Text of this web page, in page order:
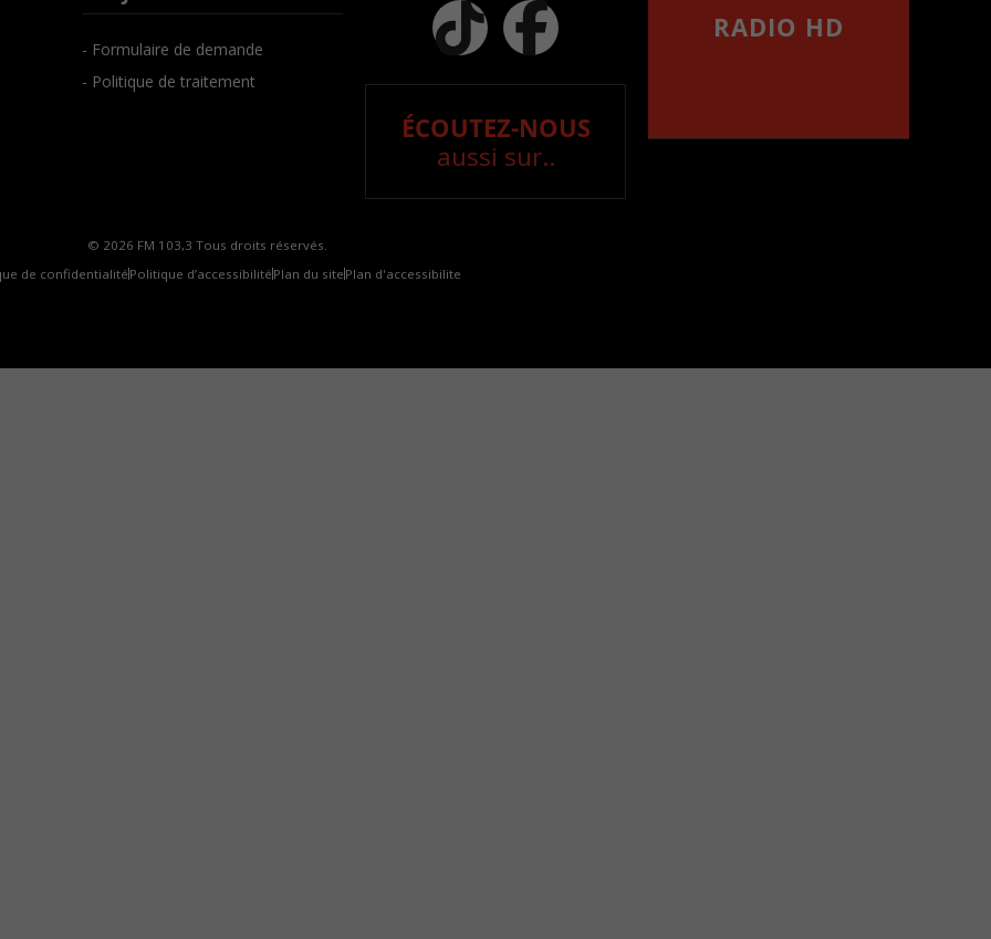
- Formulaire de demande
- Politique de traitement
ÉCOUTEZ-NOUS
aussi sur..
RADIO HD
© 2026 FM 103,3 Tous droits réservés.
de confidentialité Politique d’accessibilité Plan du site Plan d'accessibilite